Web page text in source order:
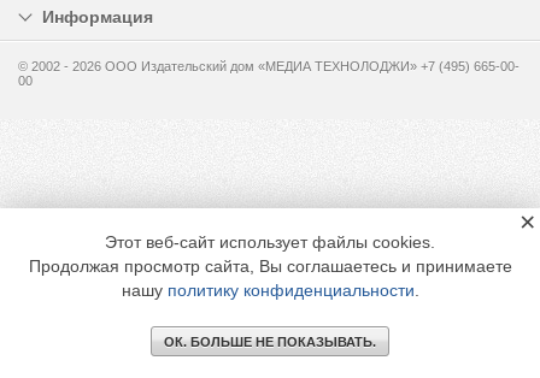
Информация
© 2002 - 2026 OOO Издательский дом «МЕДИА ТЕХНОЛОДЖИ» +7 (495) 665-00-
00
Этот веб-сайт использует файлы cookies.
Продолжая просмотр сайта, Вы соглашаетесь и принимаете
нашу политику конфиденциальности
ОК. БОЛЬШЕ НЕ ПОКАЗЫВАТЬ.
×